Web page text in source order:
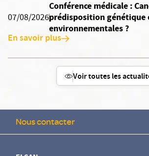
07/08/2026
Conférence médicale :
prédisposition génétique
environnementales ?
En savoir plus
Voir toutes les
Nous contacter